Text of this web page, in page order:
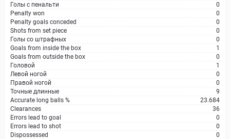
Голы с пенальти
0
Penalty won
0
Penalty goals conceded
0
Shots from set piece
0
Голы со штрафных
0
Goals from inside the box
1
Goals from outside the box
0
Головой
1
Левой ногой
0
Правой ногой
0
Точные длинные
9
Accurate long balls %
23.684
Clearances
36
Errors lead to goal
0
Errors lead to shot
0
Dispossessed
0